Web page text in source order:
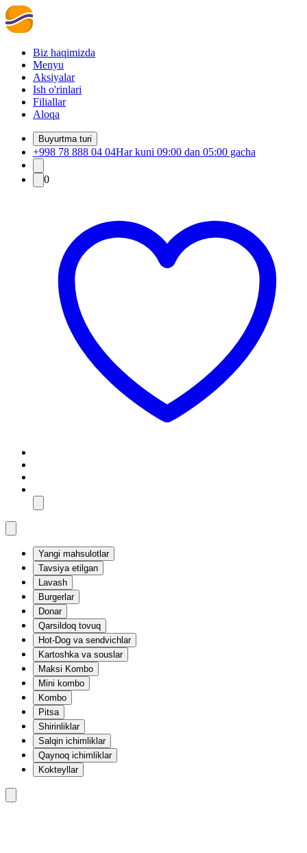
Biz haqimizda
Menyu
Aksiyalar
Ish o'rinlari
Filiallar
Aloqa
Buyurtma turi
+998 78 888 04 04Har kuni 09:00 dan 05:00 gacha
0
Yangi mahsulotlar
Tavsiya etilgan
Lavash
Burgerlar
Donar
Qarsildoq tovuq
Hot-Dog va sendvichlar
Kartoshka va souslar
Maksi Kombo
Mini kombo
Kombo
Pitsa
Shirinliklar
Salqin ichimliklar
Qaynoq ichimliklar
Kokteyllar